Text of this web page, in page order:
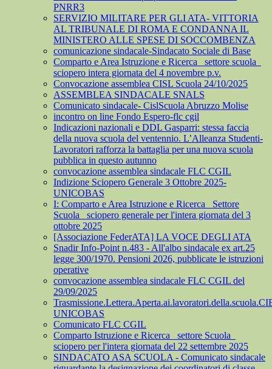
PNRR3
SERVIZIO MILITARE PER GLI ATA- VITTORIA
AL TRIBUNALE DI ROMA E CONDANNA IL
MINISTERO ALLE SPESE DI SOCCOMBENZA
comunicazione sindacale-Sindacato Sociale di Base
Comparto e Area Istruzione e Ricerca_ settore scuola_
sciopero intera giornata del 4 novembre p.v.
Convocazione assemblea CISL Scuola 24/10/2025
ASSEMBLEA SINDACALE SNALS
Comunicato sindacale- CislScuola Abruzzo Molise
incontro on line Fondo Espero-flc cgil
Indicazioni nazionali e DDL Gasparri: stessa faccia
della nuova scuola del ventennio. L’Alleanza Studenti-
Lavoratori rafforza la battaglia per una nuova scuola
pubblica in questo autunno
convocazione assemblea sindacale FLC CGIL
Indizione Sciopero Generale 3 Ottobre 2025-
UNICOBAS
I: Comparto e Area Istruzione e Ricerca_ Settore
Scuola_ sciopero generale per l'intera giornata del 3
ottobre 2025
[Associazione FederATA] LA VOCE DEGLI ATA
Snadir Info-Point n.483 - All'albo sindacale ex art.25
legge 300/1970. Pensioni 2026, pubblicate le istruzioni
operative
convocazione assemblea sindacale FLC CGIL del
29/09/2025
UNICOBAS
Comunicato FLC CGIL
Comparto Istruzione e Ricerca_ settore Scuola_
sciopero per l'intera giornata del 22 settembre 2025
SINDACATO ASA SCUOLA - Comunicato sindacale